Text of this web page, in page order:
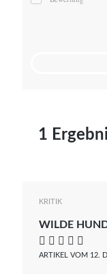
Mato von
1
KRITIK
WILDE
    
ARTIKEL VOM 12.